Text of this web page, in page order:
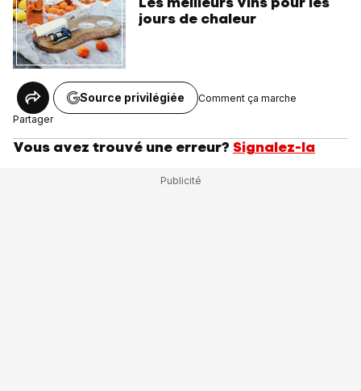
jours de chaleur
Partager
Source privilégiée Comment ça marche
Vous avez trouvé une erreur? Signalez-la